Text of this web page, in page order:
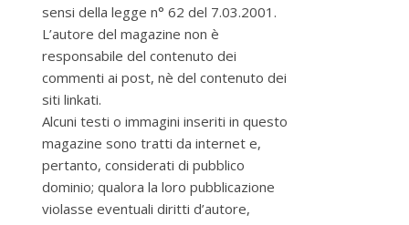
sensi della legge n° 62 del 7.03.2001.
L’autore del magazine non è
responsabile del contenuto dei
commenti ai post, nè del contenuto dei
siti linkati.
Alcuni testi o immagini inseriti in questo
magazine sono tratti da internet e,
pertanto, considerati di pubblico
dominio; qualora la loro pubblicazione
violasse eventuali diritti d’autore,